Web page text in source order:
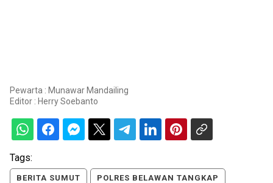
Pewarta : Munawar Mandailing
Editor : Herry Soebanto
Tags:
BERITA SUMUT POLRES BELAWAN TANGKAP